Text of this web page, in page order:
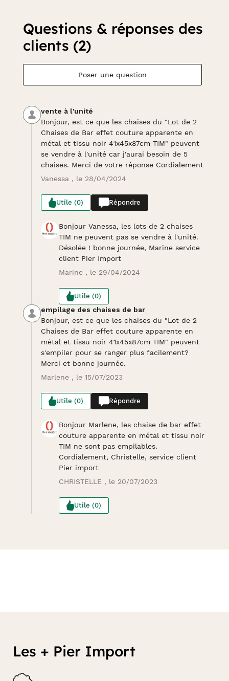
Questions & réponses des
clients (2)
Poser une question
vente à l'unité
Bonjour, est ce que les chaises du "Lot de 2
Chaises de Bar effet couture apparente en
métal et tissu noir 41x45x87cm TIM" peuvent
se vendre à l'unité car j'aurai besoin de 5
chaises. Merci de votre réponse Cordialement
Vanessa , le 28/04/2024
Utile (0) Répondre
Bonjour Vanessa, les lots de 2 chaises
TIM ne peuvent pas se vendre à l'unité.
Désolée ! bonne journée, Marine service
client Pier Import
Marine , le 29/04/2024
Utile (0)
empilage des chaises de bar
Bonjour, est ce que les chaises du "Lot de 2
Chaises de Bar effet couture apparente en
métal et tissu noir 41x45x87cm TIM" peuvent
s'empiler pour se ranger plus facilement?
Merci et bonne journée.
Marlene , le 15/07/2023
Utile (0) Répondre
Bonjour Marlene, les chaise de bar effet
couture apparente en métal et tissu noir
TIM ne sont pas empilables.
Cordialement, Christelle, service client
Pier import
CHRISTELLE , le 20/07/2023
Utile (0)
Les + Pier Import